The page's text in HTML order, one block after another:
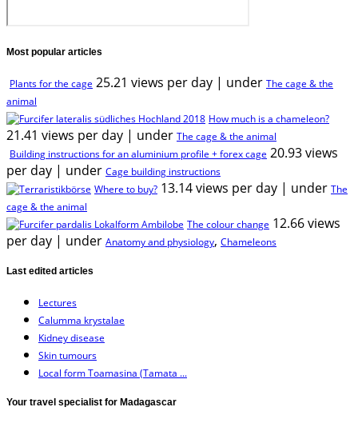
Most popular articles
Plants for the cage 25.21 views per day | under The cage & the
animal
How much is a chameleon?
21.41 views per day | under The cage & the animal
Building instructions for an aluminium profile + forex cage 20.93 views
per day | under Cage building instructions
Where to buy? 13.14 views per day | under The
cage & the animal
The colour change 12.66 views
per day | under Anatomy and physiology, Chameleons
Last edited articles
Lectures
Calumma krystalae
Kidney disease
Skin tumours
Local form Toamasina (Tamata ...
Your travel specialist for Madagascar